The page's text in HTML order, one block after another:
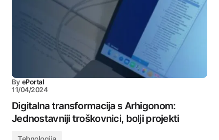
By ePortal
11/04/2024
Digitalna transformacija s Arhigonom:
Jednostavniji troškovnici, bolji projekti